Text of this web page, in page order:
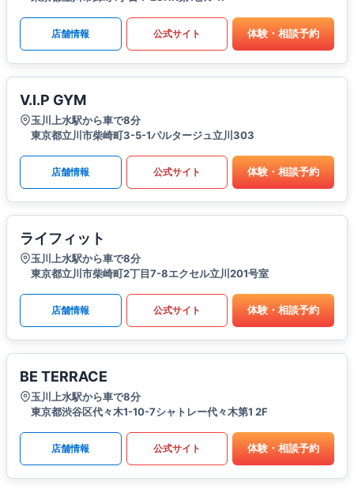
店舗情報 公式サイト 体験・相談予約
V.I.P GYM
玉川上水駅から車で8分
東京都立川市柴崎町3-5-1パルタージュ立川303
店舗情報 公式サイト 体験・相談予約
ライフィット
玉川上水駅から車で8分
東京都立川市柴崎町2丁目7-8エクセル立川201号室
店舗情報 公式サイト 体験・相談予約
BE TERRACE
玉川上水駅から車で8分
東京都渋谷区代々木1-10-7シャトレー代々木第1 2F
店舗情報 公式サイト 体験・相談予約